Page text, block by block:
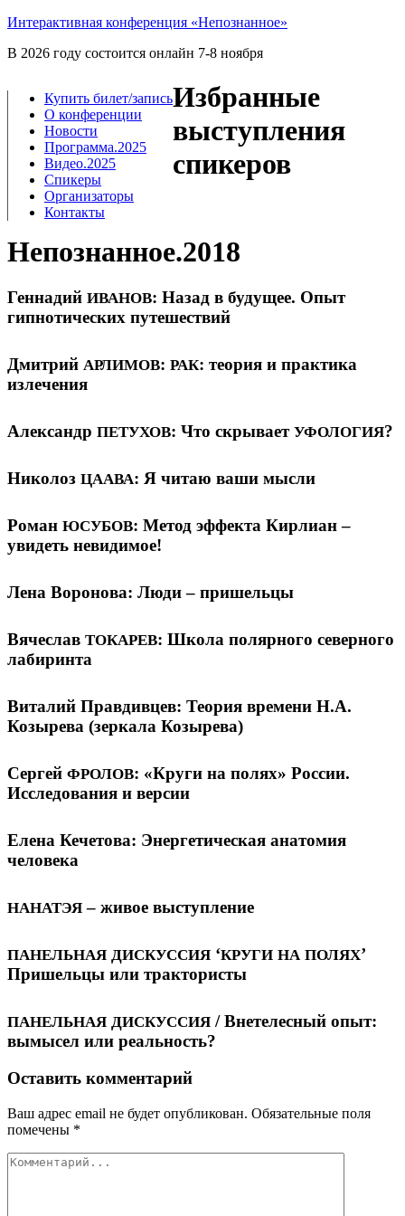
Интерактивная конференция «Непознанное»
В 2026 году состоится онлайн 7-8 ноября
Купить билет/​запись
О конференции
Новости
Программа.2025
Видео.2025
Спикеры
Организаторы
Контакты
Избранные
выступления
спикеров
Непознанное.2018
Геннадий ИВАНОВ: Назад в будущее. Опыт
гипнотических путешествий
Дмитрий АРЛИМОВ: РАК: теория и практика
излечения
Александр ПЕТУХОВ: Что скрывает УФОЛОГИЯ?
Николоз ЦААВА: Я читаю ваши мысли
Роман ЮСУБОВ: Метод эффекта Кирлиан –
увидеть невидимое!
Лена Воронова: Люди – пришельцы
Вячеслав ТОКАРЕВ: Школа полярного северного
лабиринта
Виталий Правдивцев: Теория времени Н.А.
Козырева (зеркала Козырева)
Сергей ФРОЛОВ: «Круги на полях» России.
Исследования и версии
Елена Кечетова: Энергетическая анатомия
человека
НАНАТЭЯ – живое выступление
ПАНЕЛЬНАЯ ДИСКУССИЯ ‘КРУГИ НА ПОЛЯХ’
Пришельцы или трактористы
ПАНЕЛЬНАЯ ДИСКУССИЯ / Внетелесный опыт:
вымысел или реальность?
Оставить комментарий
Ваш адрес email не будет опубликован. Обязательные поля
помечены *